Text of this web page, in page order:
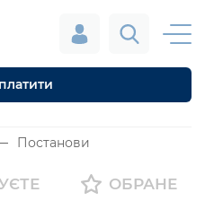
Постанови
ОБРАНЕ